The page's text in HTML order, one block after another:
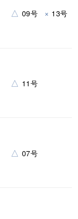
△ 09号 × 13号
△ 11号
△ 07号